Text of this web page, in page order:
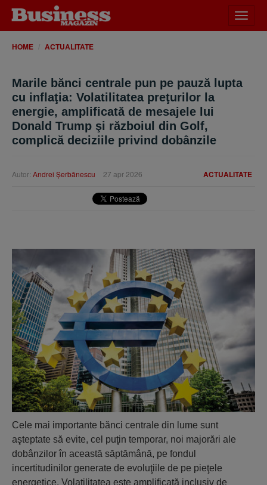
meniu
HOME ACTUALITATE
Marile bănci centrale pun pe pauză lupta
cu inflaţia: Volatilitatea preţurilor la
energie, amplificată de mesajele lui
Donald Trump şi războiul din Golf,
complică deciziile privind dobânzile
ACTUALITATE
Autor: Andrei Şerbănescu 27 apr 2026
Cele mai importante bănci centrale din lume sunt
aşteptate să evite, cel puţin temporar, noi majorări ale
dobânzilor în această săptămână, pe fondul
incertitudinilor generate de evoluţiile de pe pieţele
energetice. Volatilitatea este amplificată inclusiv de